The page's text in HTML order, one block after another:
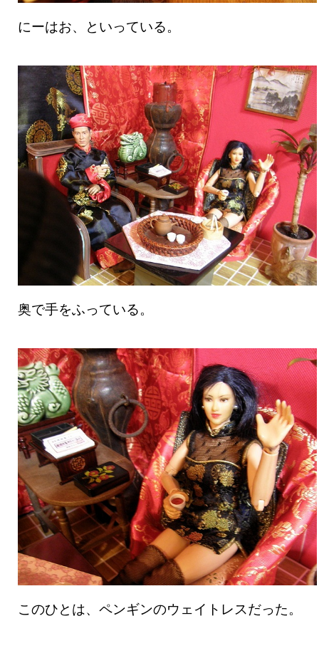
にーはお、といっている。
奥で手をふっている。
このひとは、ペンギンのウェイトレスだった。